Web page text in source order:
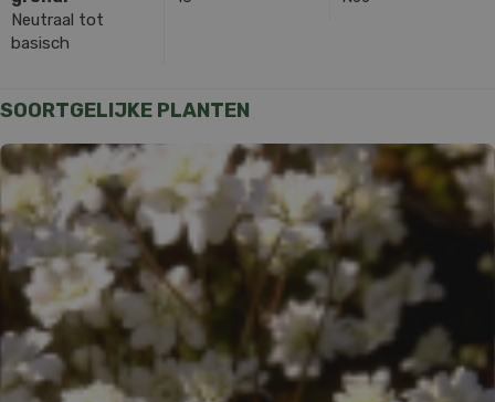
Neutraal tot
basisch
SOORTGELIJKE PLANTEN